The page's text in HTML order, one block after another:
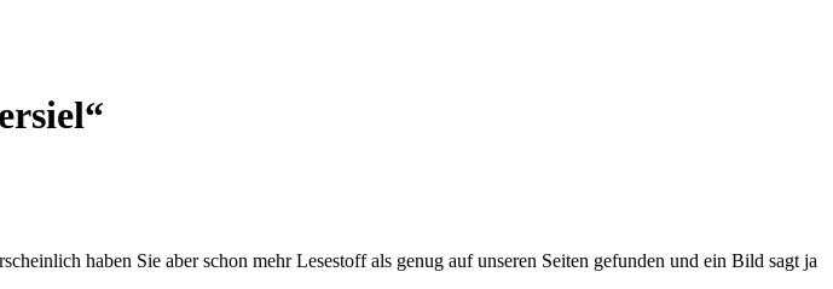
haben Sie aber schon mehr Lesestoff als genug auf unseren Seiten gefunden und ein Bild sagt ja